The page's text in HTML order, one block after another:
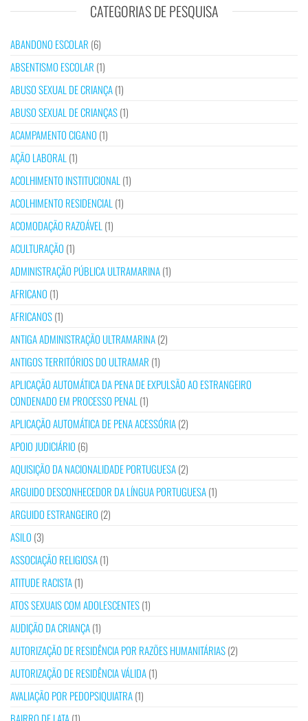
CATEGORIAS DE PESQUISA
ABANDONO ESCOLAR (6)
ABSENTISMO ESCOLAR (1)
ABUSO SEXUAL DE CRIANÇA(1)
ABUSO SEXUAL DE CRIANÇAS(1)
ACAMPAMENTO CIGANO (1)
AÇÃO LABORAL (1)
ACOLHIMENTO INSTITUCIONAL (1)
ACOLHIMENTO RESIDENCIAL (1)
ACOMODAÇÃO RAZOÁVEL (1)
ACULTURAÇÃO (1)
ADMINISTRAÇÃO PÚBLICA ULTRAMARINA(1)
AFRICANO (1)
AFRICANOS(1)
ANTIGA ADMINISTRAÇÃO ULTRAMARINA(2)
ANTIGOS TERRITÓRIOS DO ULTRAMAR (1)
APLICAÇÃO AUTOMÁTICA DA PENA DE EXPULSÃO AO ESTRANGEIRO
CONDENADO EM PROCESSO PENAL (1)
APLICAÇÃO AUTOMÁTICA DE PENA ACESSÓRIA(2)
APOIO JUDICIÁRIO (6)
AQUISIÇÃO DA NACIONALIDADE PORTUGUESA(2)
ARGUIDO DESCONHECEDOR DA LÍNGUA PORTUGUESA(1)
ARGUIDO ESTRANGEIRO (2)
ASILO (3)
ASSOCIAÇÃO RELIGIOSA(1)
ATITUDE RACISTA(1)
ATOS SEXUAIS COM ADOLESCENTES(1)
AUDIÇÃO DA CRIANÇA(1)
AUTORIZAÇÃO DE RESIDÊNCIA POR RAZÕES HUMANITÁRIAS(2)
AUTORIZAÇÃO DE RESIDÊNCIA VÁLIDA(1)
AVALIAÇÃO POR PEDOPSIQUIATRA(1)